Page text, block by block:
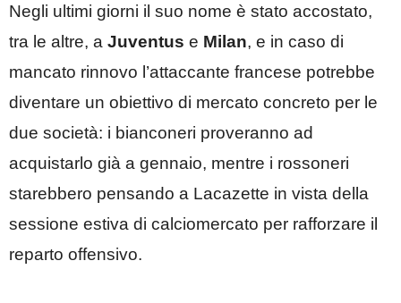
Negli ultimi giorni il suo nome è stato accostato,
tra le altre, a Juventus e Milan, e in caso di
mancato rinnovo l’attaccante francese potrebbe
diventare un obiettivo di mercato concreto per le
due società: i bianconeri proveranno ad
acquistarlo già a gennaio, mentre i rossoneri
starebbero pensando a Lacazette in vista della
sessione estiva di calciomercato per rafforzare il
reparto offensivo.